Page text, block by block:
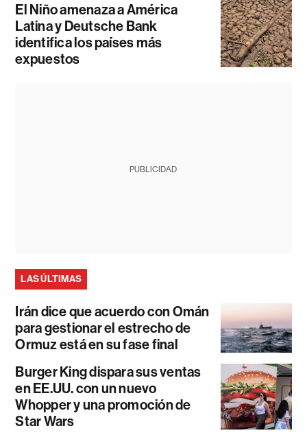
El Niño amenaza a América
Latina y Deutsche Bank
identifica los países más
expuestos
PUBLICIDAD
LAS ÚLTIMAS
Irán dice que acuerdo con Omán
para gestionar el estrecho de
Ormuz está en su fase final
Burger King dispara sus ventas
en EE.UU. con un nuevo
Whopper y una promoción de
Star Wars